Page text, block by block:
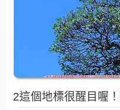
2這個地標很醒目喔